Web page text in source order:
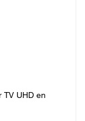
TV UHD en